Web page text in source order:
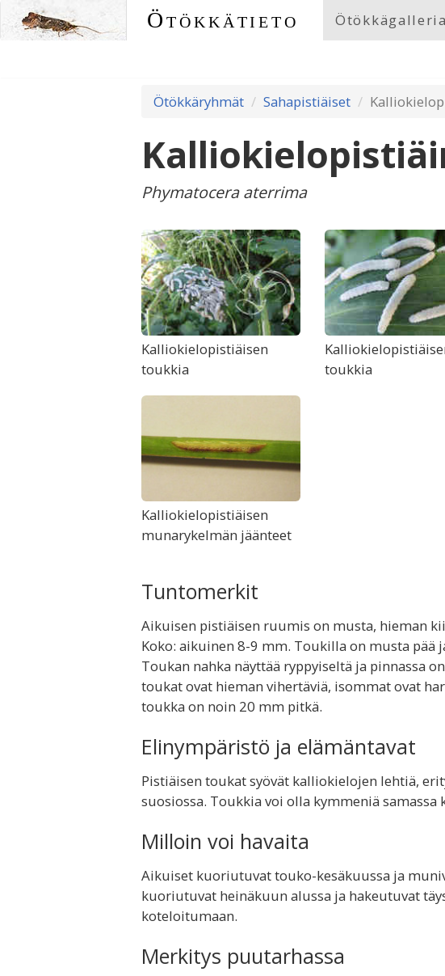
Ötökkätieto Ötökkägalleria
Ötökkäryhmät Sahapistiäiset
Phymatocera aterrima
Kalliokielopistiäisen
toukkia
toukkia
Kalliokielopistiäisen
munarykelmän jäänteet
Tuntomerkit
Aikuisen pistiäisen ruumis on musta, hieman
Koko: aikuinen 8-9 mm. Toukilla on musta pää
Toukan nahka näyttää ryppyiseltä ja pinnassa
toukat ovat hieman vihertäviä, isommat ovat
toukka on noin 20 mm pitkä.
Elinympäristö ja elämäntavat
Pistiäisen toukat syövät kalliokielojen lehtiä,
suosiossa. Toukkia voi olla kymmeniä samassa
Milloin voi havaita
Aikuiset kuoriutuvat touko-kesäkuussa ja
kuoriutuvat heinäkuun alussa ja hakeutuvat
koteloitumaan.
Merkitys puutarhassa